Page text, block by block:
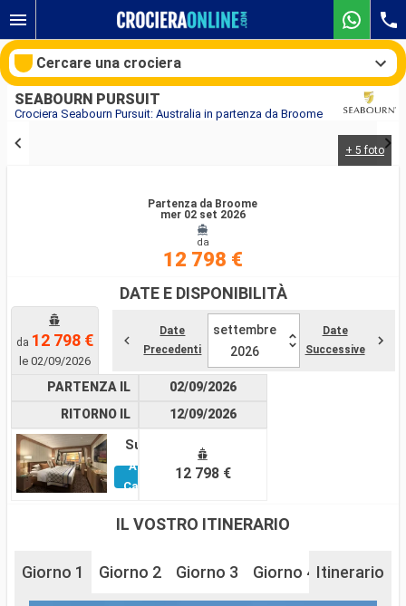
Crociera Seabourn Pursuit: Australia in partenza da Broome
SEABOURN PURSUIT
+ 5 foto
Partenza da Broome
mer 02 set 2026
da
12 798 €
DATE E DISPONIBILITÀ
da 12 798 €
le 02/09/2026
Date
Precedenti
settembre
2026
Date
Successive
PARTENZA IL
RITORNO IL
Suite
Altre
Cabine
02/09/2026
12/09/2026
12 798 €
IL VOSTRO ITINERARIO
Giorno 1 Giorno 2 Giorno 3 Giorno 4 Giorno 5
Itinerario
Cercare una crociera
Ricerca